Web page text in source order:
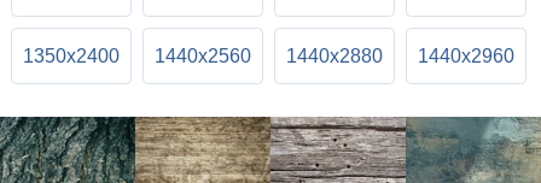
1350x2400 1440x2560 1440x2880 1440x2960